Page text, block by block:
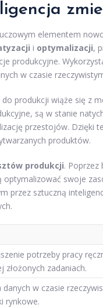
elementem
i optymalizacji,
produkcyjne.
w czasie
produkcji wiąże się z
są w stanie
przestojów.
produktów.
produkcji. Poprzez
swoje
przez sztuczną
potrzeby pracy
złożonych zadaniach.
danych w czasie
rynkowe.